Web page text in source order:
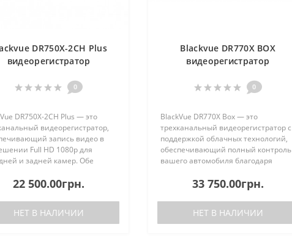
DR750X-2CH Plus
видеорегистратор
0
DR750X-2CH Plus — это
видеорегистратор,
запись видео в
Full HD 1080p для
и задней камер. Обе
что гарантирует высокое
изображения даже при
22 500.00грн.
НЕТ В НАЛИЧИИ
Blackvue DR770X BOX
видеорегистратор
0
BlackVue DR770X Box — это
трехканальный видеорегистратор с
поддержкой облачных технологий,
обеспечивающий полный контроль
вашего автомобиля благодаря
камерам. Компактные камеры
подключаются к отдельному блоку
записи, ..
33 750.00грн.
НЕТ В НАЛИЧИИ